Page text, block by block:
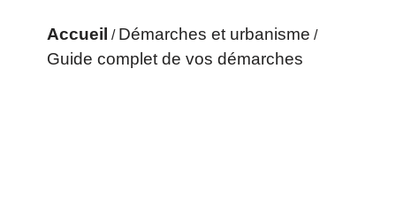
Accueil / Démarches et urbanisme /
Guide complet de vos démarches